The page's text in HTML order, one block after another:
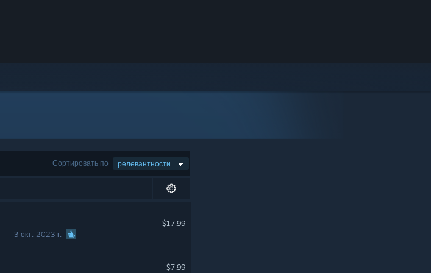
Сортировать по релевантности
3 окт. 2023 г.
$17.99
$7.99